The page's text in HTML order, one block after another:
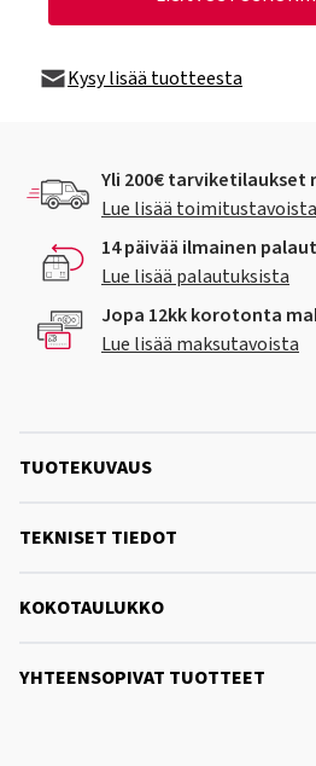
Kysy lisää tuotteesta
Yli 200€ tarviketilaukset
Lue lisää toimitustavoista
14 päivää ilmainen
Lue lisää palautuksista
Jopa 12kk korotonta
Lue lisää maksutavoista
TUOTEKUVAUS
TEKNISET TIEDOT
KOKOTAULUKKO
YHTEENSOPIVAT TUOTTEET